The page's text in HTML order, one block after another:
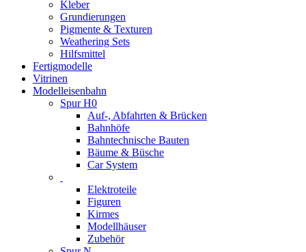
Kleber
Grundierungen
Pigmente & Texturen
Weathering Sets
Hilfsmittel
Fertigmodelle
Vitrinen
Modelleisenbahn
Spur H0
Auf-, Abfahrten & Brücken
Bahnhöfe
Bahntechnische Bauten
Bäume & Büsche
Car System
Elektroteile
Figuren
Kirmes
Modellhäuser
Zubehör